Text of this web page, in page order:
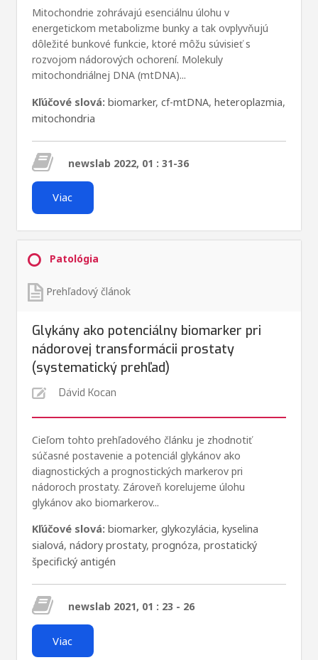
Mitochondrie zohrávajú esenciálnu úlohu v
energetickom metabolizme bunky a tak ovplyvňujú
dôležité bunkové funkcie, ktoré môžu súvisieť s
rozvojom nádorových ochorení. Molekuly
mitochondriálnej DNA (mtDNA)...
Kľúčové slová: biomarker, cf-mtDNA, heteroplazmia,
mitochondria
newslab 2022, 01 : 31-36
Viac
Patológia
Prehľadový článok
Glykány ako potenciálny biomarker pri
nádorovej transformácii prostaty
(systematický prehľad)
Dávid Kocan
Cieľom tohto prehľadového článku je zhodnotiť
súčasné postavenie a potenciál glykánov ako
diagnostických a prognostických markerov pri
nádoroch prostaty. Zároveň korelujeme úlohu
glykánov ako biomarkerov...
Kľúčové slová: biomarker, glykozylácia, kyselina
sialová, nádory prostaty, prognóza, prostatický
špecifický antigén
newslab 2021, 01 : 23 - 26
Viac